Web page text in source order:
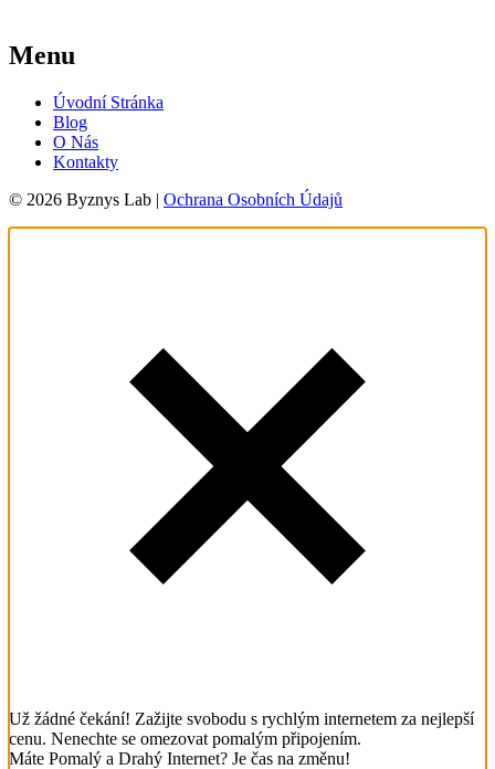
Menu
Úvodní Stránka
Blog
O Nás
Kontakty
© 2026 Byznys Lab | Ochrana Osobních Údajů
Už žádné čekání! Zažijte svobodu s rychlým internetem za nejlepší
cenu. Nenechte se omezovat pomalým připojením.
Máte Pomalý a Drahý Internet? Je čas na změnu!